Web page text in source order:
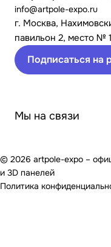
info@artpole-expo.ru
г. Москва,
павильон 2, место №
Подписаться на
Мы на связи
© 2026 artpole-expo –
и 3D панелей
Политика